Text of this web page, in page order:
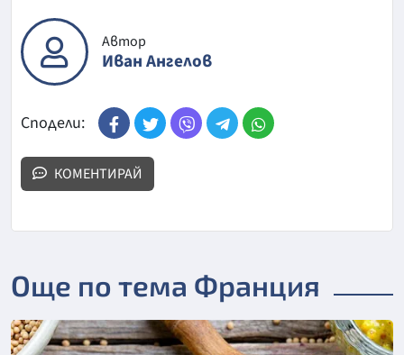
Автор
Иван Ангелов
Сподели:
КОМЕНТИРАЙ
Още по тема Франция